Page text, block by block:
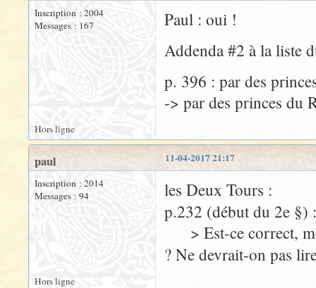
Inscription : 2004
Messages : 167
Paul : oui !
Addenda #2 à la liste
p. 396 : par des
-> par des princes du
Hors ligne
11-04-2017 21:17
paul
Inscription : 2014
Messages : 94
les Deux Tours :
p.232 (début du 2e
> Est-ce correct,
? Ne devrait-on pas
Hors ligne